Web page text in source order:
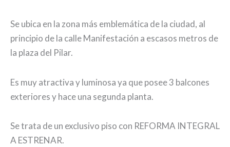
Se ubica en la zona más emblemática de la ciudad, al
principio de la calle Manifestación a escasos metros de
la plaza del Pilar.
Es muy atractiva y luminosa ya que posee 3 balcones
exteriores y hace una segunda planta.
Se trata de un exclusivo piso con REFORMA INTEGRAL
A ESTRENAR.